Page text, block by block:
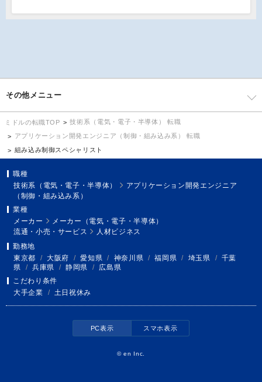
その他メニュー
ミドルの転職TOP
技術系（電気・電子・半導体） 転職
アプリケーション開発エンジニア（制御・組み込み系） 転職
組み込み制御スペシャリスト
職種
技術系（電気・電子・半導体）
アプリケーション開発エンジニア
（制御・組み込み系）
業種
メーカー
メーカー（電気・電子・半導体）
流通・小売・サービス
人材ビジネス
勤務地
東京都
/ 大阪府 / 愛知県 / 神奈川県 / 福岡県 / 埼玉県 / 千葉
県
/ 兵庫県 / 静岡県 / 広島県
こだわり条件
大手企業
/ 土日祝休み
PC表示 スマホ表示
©en Inc.